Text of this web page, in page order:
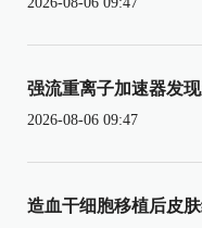
强流重离子加速器发
2026-08-06 09:47
造血干细胞移植后皮